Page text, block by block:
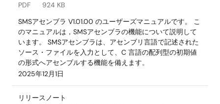
PDF
924 KB
SMSアセンブラ V1.01.00 のユーザーズマニュアルです。 こ
のマニュアルは，SMSアセンブラの機能について説明して
います。 SMSアセンブラは、アセンブリ言語で記述された
ソース・ファイルを入力として、C 言語の配列型の初期値
の形式へアセンブルする機能を備えます。
2025年12月1日
リリースノート